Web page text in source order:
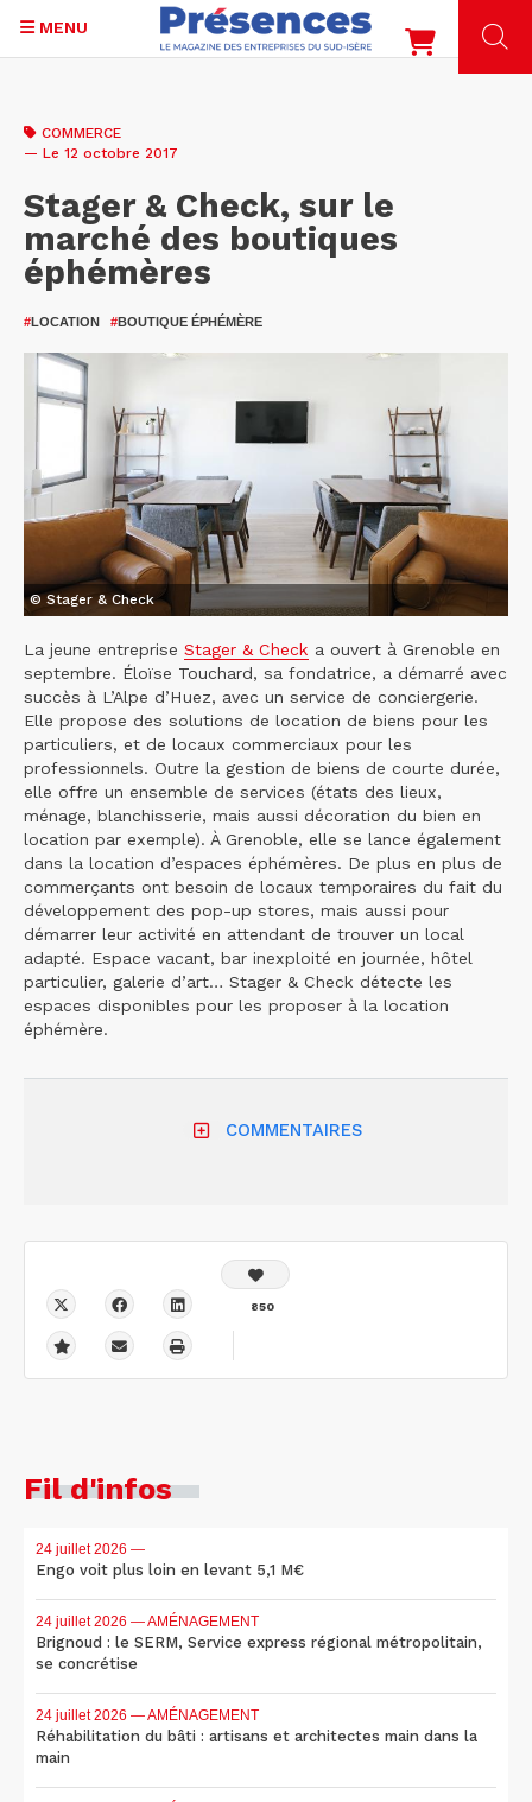
contenu
MENU
COMMERCE
— Le 12 octobre 2017
Stager & Check, sur le
marché des boutiques
éphémères
#LOCATION #BOUTIQUE ÉPHÉMÈRE
© Stager & Check
La jeune entreprise Stager & Check a ouvert à Grenoble en
septembre. Éloïse Touchard, sa fondatrice, a démarré avec
succès à L’Alpe d’Huez, avec un service de conciergerie.
Elle propose des solutions de location de biens pour les
particuliers, et de locaux commerciaux pour les
professionnels. Outre la gestion de biens de courte durée,
elle offre un ensemble de services (états des lieux,
ménage, blanchisserie, mais aussi décoration du bien en
location par exemple). À Grenoble, elle se lance également
dans la location d’espaces éphémères. De plus en plus de
commerçants ont besoin de locaux temporaires du fait du
développement des pop-up stores, mais aussi pour
démarrer leur activité en attendant de trouver un local
adapté. Espace vacant, bar inexploité en journée, hôtel
particulier, galerie d’art… Stager & Check détecte les
espaces disponibles pour les proposer à la location
éphémère.
COMMENTAIRES
850
Fil d'infos
24 juillet 2026 —
Engo voit plus loin en levant 5,1 M€
24 juillet 2026 — AMÉNAGEMENT
Brignoud : le SERM, Service express régional métropolitain,
se concrétise
24 juillet 2026 — AMÉNAGEMENT
Réhabilitation du bâti : artisans et architectes main dans la
main